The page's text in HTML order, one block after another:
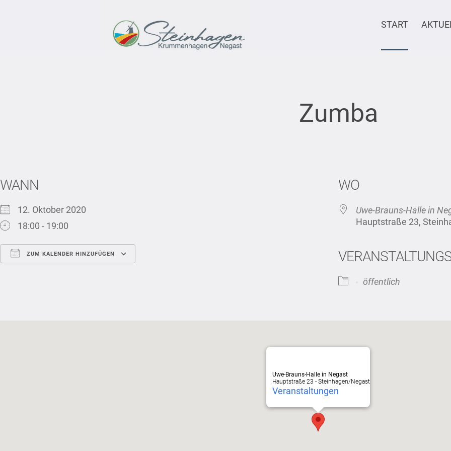
START
Zumba
WANN
12. Oktober 2020
18:00 - 19:00
ZUM KALENDER HINZUFÜGEN
WO
Uwe-Brauns-Halle in
Hauptstraße 23,
öffentlich
Uwe-Brauns-Halle in Negast
Hauptstraße 23 - Steinhagen/Negast
Veranstaltungen